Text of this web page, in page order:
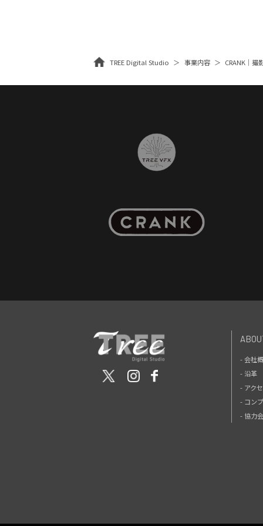
TREE Digital Studio 事業内容 CRANK｜
- 会社
- 沿革
- アク
- コン
- 協力